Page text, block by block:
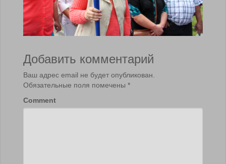
Добавить комментарий
Ваш адрес email не будет опубликован.
Обязательные поля помечены *
Comment